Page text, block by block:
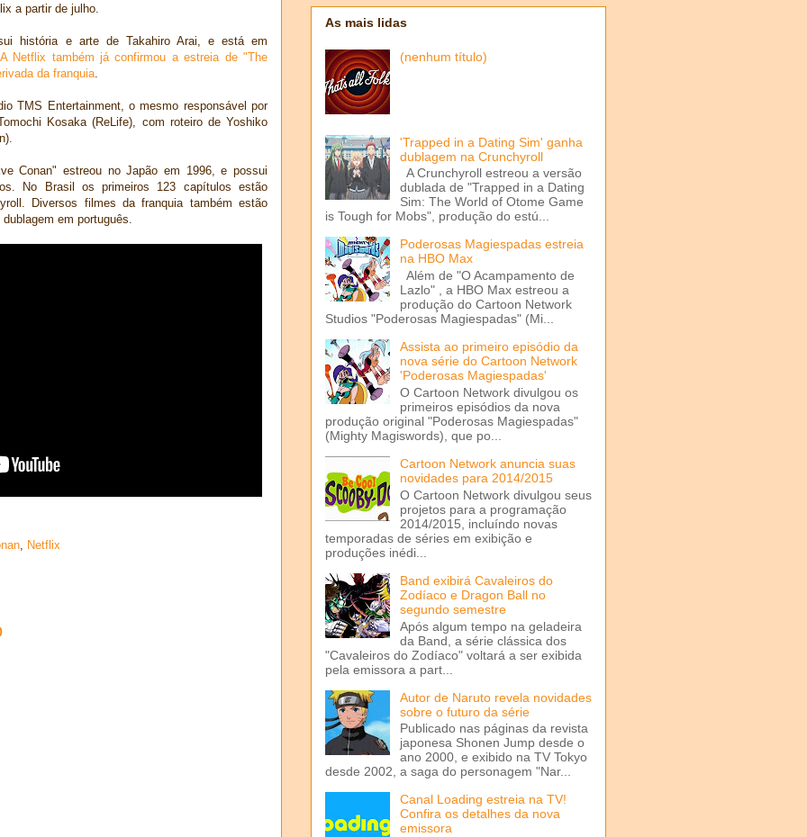
a partir de julho.
história e arte de Takahiro Arai, e está em
A Netflix também já confirmou a estreia de "The
da franquia
TMS Entertainment, o mesmo responsável por
Kosaka (ReLife), com roteiro de Yoshiko
Conan" estreou no Japão em 1996, e possui
No Brasil os primeiros 123 capítulos estão
Diversos filmes da franquia também estão
em português.
, Netflix
As mais lidas
(nenhum título)
'Trapped in a Dating Sim' ganha
dublagem na Crunchyroll
A Crunchyroll estreou a versão
dublada de "Trapped in a Dating
Sim: The World of Otome Game
is Tough for Mobs", produção do estú...
Poderosas Magiespadas estreia
na HBO Max
Além de "O Acampamento de
Lazlo" , a HBO Max estreou a
produção do Cartoon Network
Studios "Poderosas Magiespadas" (Mi...
Assista ao primeiro episódio da
nova série do Cartoon Network
'Poderosas Magiespadas'
O Cartoon Network divulgou os
primeiros episódios da nova
produção original "Poderosas Magiespadas"
(Mighty Magiswords), que po...
Cartoon Network anuncia suas
novidades para 2014/2015
O Cartoon Network divulgou seus
projetos para a programação
2014/2015, incluíndo novas
temporadas de séries em exibição e
produções inédi...
Band exibirá Cavaleiros do
Zodíaco e Dragon Ball no
segundo semestre
Após algum tempo na geladeira
da Band, a série clássica dos
"Cavaleiros do Zodíaco" voltará a ser exibida
pela emissora a part...
Autor de Naruto revela novidades
sobre o futuro da série
Publicado nas páginas da revista
japonesa Shonen Jump desde o
ano 2000, e exibido na TV Tokyo
desde 2002, a saga do personagem "Nar...
Canal Loading estreia na TV!
Confira os detalhes da nova
emissora